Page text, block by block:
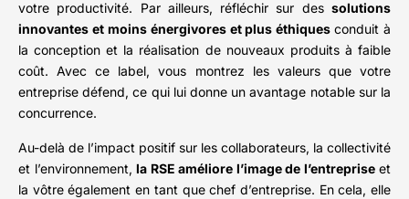
votre productivité. Par ailleurs, réfléchir sur des solutions
innovantes et moins énergivores et plus éthiquesconduit à
la conception et la réalisation de nouveaux produits à faible
coût. Avec ce label, vous montrez les valeurs que votre
entreprise défend, ce qui lui donne un avantage notable sur la
concurrence.
Au-delà de l’impact positif sur les collaborateurs, la collectivité
et l’environnement, la RSE améliore l’image de l’entrepriseet
la vôtre également en tant que chef d’entreprise. En cela, elle